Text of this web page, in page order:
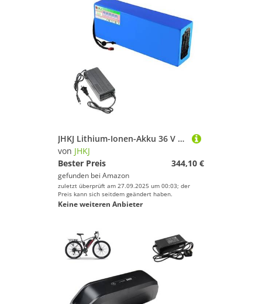
JHKJ Lithium-Ionen-Akku 36 V 30 Ah, austauschbare Akkus 48 V 35 Ah, PVC-Lithium-Akku 60 V 40 Ah, wiederaufladbare Akkus für 540 W–2400 W Motor-Kits,48v30ah
von JHKJ
Bester Preis
344,10 €
gefunden bei Amazon
zuletzt überprüft am 27.09.2025 um 00:03; der
Preis kann sich seitdem geändert haben.
Keine weiteren Anbieter